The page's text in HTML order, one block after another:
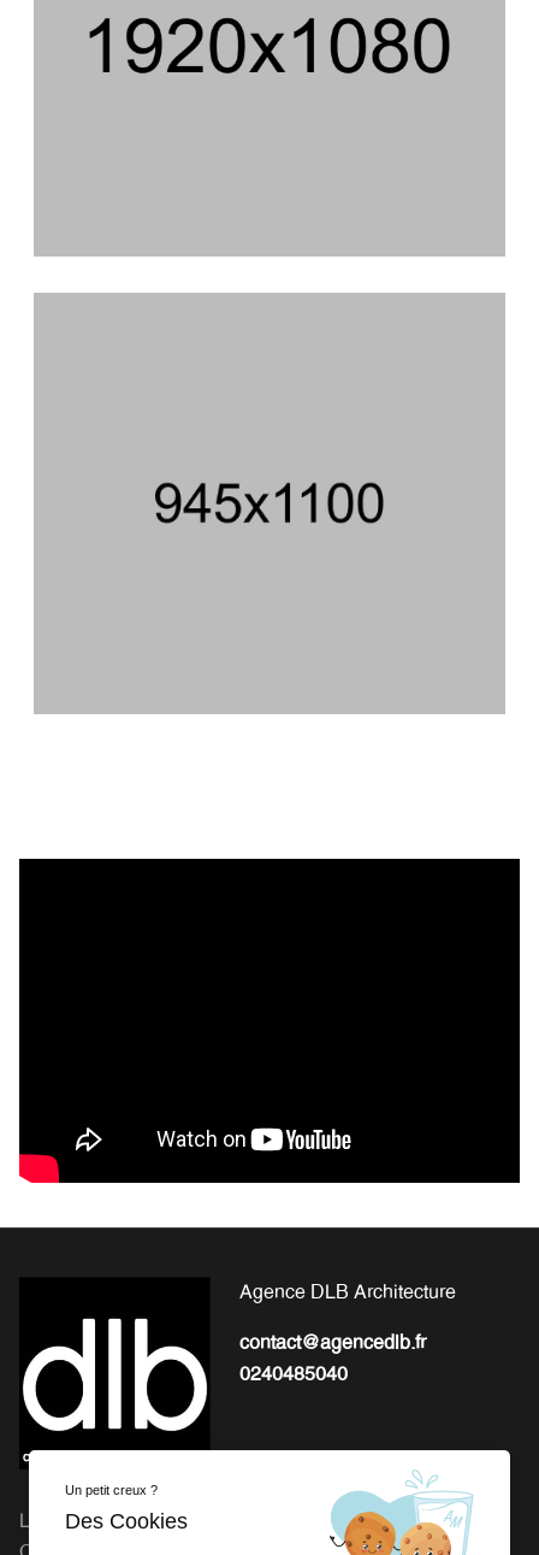
Agence DLB Architecture
contact@agencedlb.fr
0240485040
L'EXPERTISE POUR LA
Michel Gourion : 41 Route
Un petit creux ?
Des Cookies